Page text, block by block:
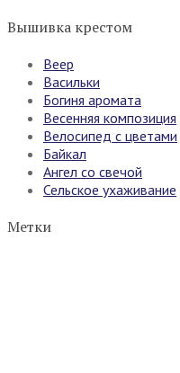
Вышивка крестом
Веер
Васильки
Богиня аромата
Весенняя композиция
Велосипед с цветами
Байкал
Ангел со свечой
Сельское ухаживание
Метки